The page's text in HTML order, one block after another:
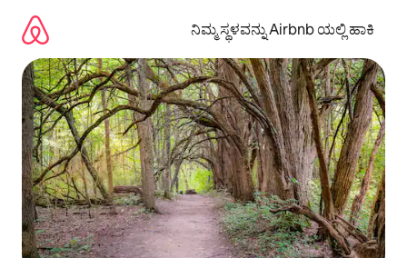
ಹೋಗಿ
ನಿಮ್ಮ ಸ್ಥಳವನ್ನು Airbnb ಯಲ್ಲಿ ಹಾಕಿ